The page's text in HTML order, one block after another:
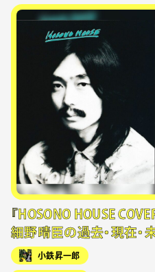
『HOSONO HOUSE
細野晴臣の過去・現在・
小鉄昇一郎